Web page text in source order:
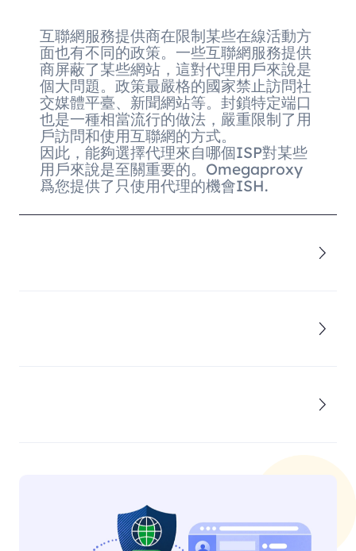
互聯網服務提供商在限制某些在線活動方
面也有不同的政策。一些互聯網服務提供
商屏蔽了某些網站，這對代理用戶來說是
個大問題。政策最嚴格的國家禁止訪問社
交媒體平臺、新聞網站等。封鎖特定端口
也是一種相當流行的做法，嚴重限制了用
戶訪問和使用互聯網的方式。
因此，能夠選擇代理來自哪個ISP對某些
用戶來說是至關重要的。Omegaproxy
爲您提供了只使用代理的機會ISH.